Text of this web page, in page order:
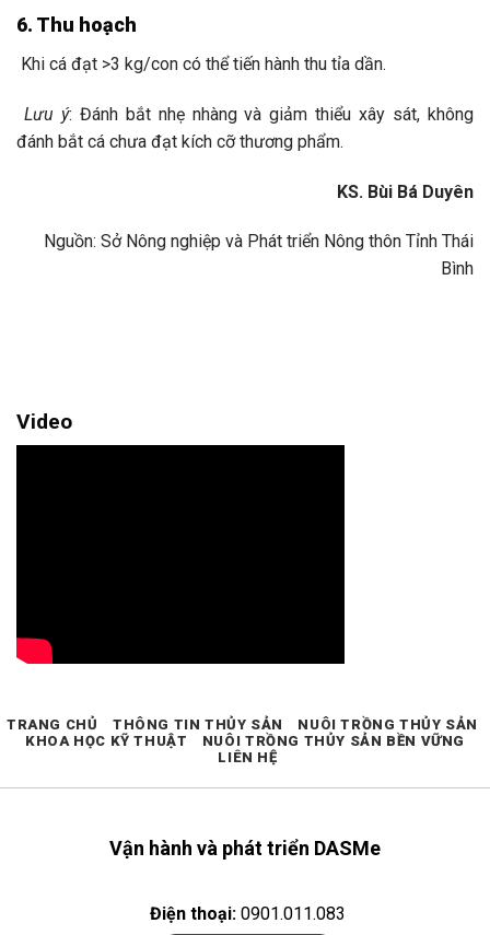
6. Thu hoạch
Khi cá đạt >3 kg/con có thể tiến hành thu tỉa dần.
Lưu ý: Đánh bắt nhẹ nhàng và giảm thiểu xây sát, không
đánh bắt cá chưa đạt kích cỡ thương phẩm.
KS. Bùi Bá Duyên
Nguồn: Sở Nông nghiệp và Phát triển Nông thôn Tỉnh Thái
Bình
Video
Vận hành và phát triển DASMe
Điện thoại: 0901.011.083
TRANG CHỦ THÔNG TIN THỦY SẢN
NUÔI TRỒNG THỦY SẢN
KHOA HỌC KỸ THUẬT
NUÔI TRỒNG THỦY SẢN BỀN VỮNG
LIÊN HỆ